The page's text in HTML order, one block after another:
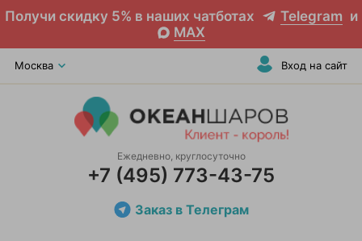
Получи скидку 5% в наших чатботах Telegram и
MAX
Москва Вход на сайт
Ежедневно, круглосуточно
+7 (495) 773-43-75
Заказ в Телеграм